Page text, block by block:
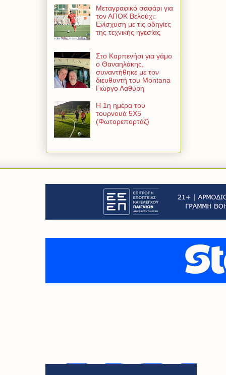
Μεταγραφικό σαφάρι για
τον ΑΠΟΚ Βελούχι:
Ενίσχυση με τις οδηγίες
της τεχνικής ηγεσίας
Στο Καρπενήσι για γάμο
ο Θαναηλάκης,
συναντήθηκε με τον
διευθυντή του Montana
Γιώργο Λαθύρη
Η 1η ημέρα του
τουρνουά 5Χ5
(Φωτορεπορτάζ)